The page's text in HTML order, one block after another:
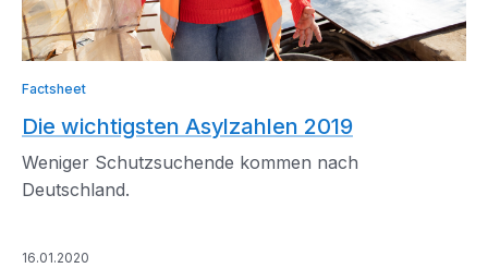
Factsheet
Die wichtigsten Asylzahlen 2019
Weniger Schutzsuchende kommen nach
Deutschland.
16.01.2020